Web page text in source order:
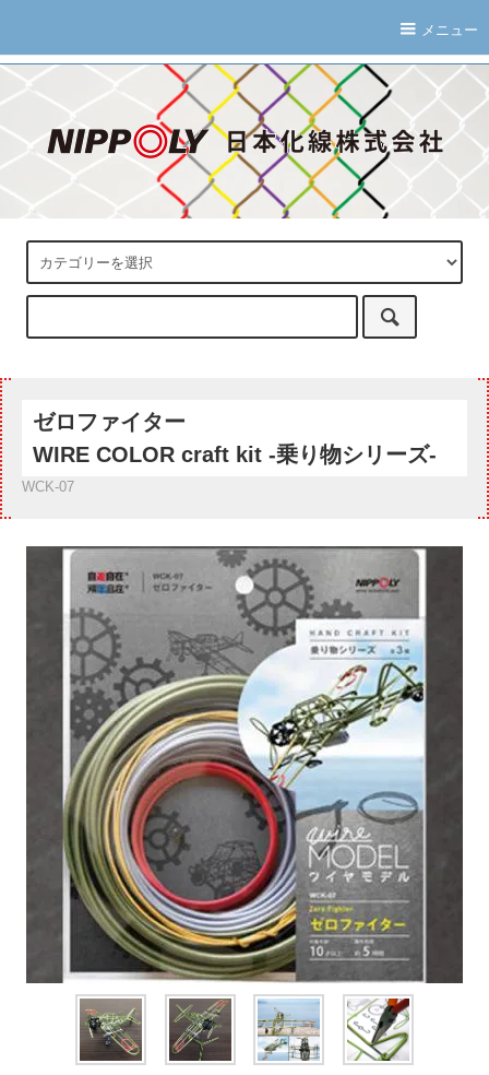
メニュー
ゼロファイター
WIRE COLOR craft kit -乗り物シリーズ-
WCK-07